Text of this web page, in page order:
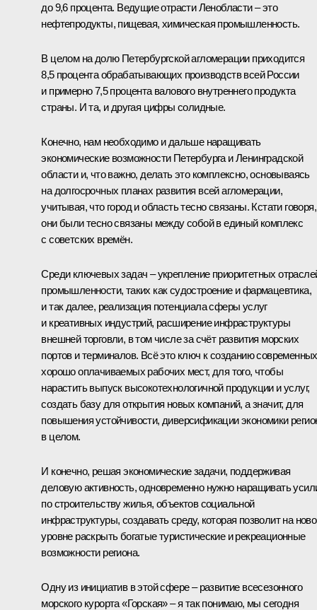
до 9,6 процента. Ведущие отрасти Ленобласти – это
нефтепродукты, пищевая, химическая промышленность.
В целом на долю Петербургской агломерации приходится
8,5 процента обрабатывающих производств всей России
и примерно 7,5 процента валового внутреннего продукта
страны. И та, и другая цифры солидные.
Конечно, нам необходимо и дальше наращивать
экономические возможности Петербурга и Ленинградской
области и, что важно, делать это комплексно, основываясь
на долгосрочных планах развития всей агломерации,
учитывая, что город и область тесно связаны. Кстати говоря,
они были тесно связаны между собой в единый комплекс
с советских времён.
Среди ключевых задач – укрепление приоритетных
промышленности, таких как судостроение и фармацевтика,
и так далее, реализация потенциала сферы услуг
и креативных индустрий, расширение инфраструктуры
внешней торговли, в том числе за счёт развития морских
портов и терминалов. Всё это ключ к созданию
хорошо оплачиваемых рабочих мест, для того, чтобы
нарастить выпуск высокотехнологичной продукции и услуг,
создать базу для открытия новых компаний, а значит, для
повышения устойчивости, диверсификации экономики
в целом.
И конечно, решая экономические задачи, поддерживая
деловую активность, одновременно нужно наращивать
по строительству жилья, объектов социальной
инфраструктуры, создавать среду, которая позволит на
уровне раскрыть богатые туристические и рекреационные
возможности региона.
Одну из инициатив в этой сфере – развитие всесезонного
морского курорта «Горская» – я так понимаю, мы сегодня